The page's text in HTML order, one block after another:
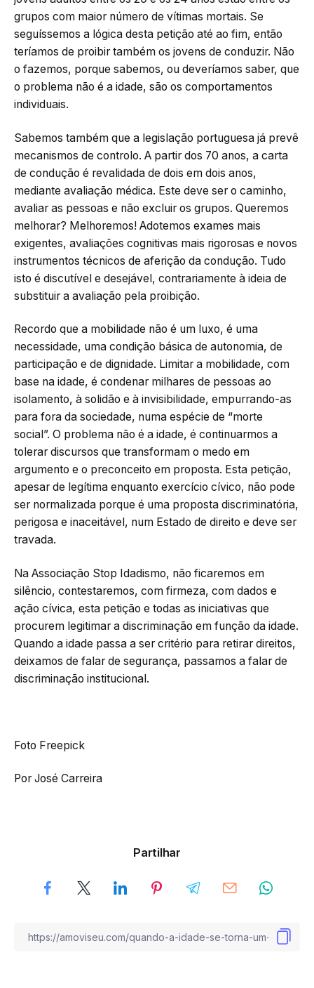
grupos com maior número de vítimas mortais. Se
seguíssemos a lógica desta petição até ao fim, então
teríamos de proibir também os jovens de conduzir. Não
o fazemos, porque sabemos, ou deveríamos saber, que
o problema não é a idade, são os comportamentos
individuais.
Sabemos também que a legislação portuguesa já prevê
mecanismos de controlo. A partir dos 70 anos, a carta
de condução é revalidada de dois em dois anos,
mediante avaliação médica. Este deve ser o caminho,
avaliar as pessoas e não excluir os grupos. Queremos
melhorar? Melhoremos! Adotemos exames mais
exigentes, avaliações cognitivas mais rigorosas e novos
instrumentos técnicos de aferição da condução. Tudo
isto é discutível e desejável, contrariamente à ideia de
substituir a avaliação pela proibição.
Recordo que a mobilidade não é um luxo, é uma
necessidade, uma condição básica de autonomia, de
participação e de dignidade. Limitar a mobilidade, com
base na idade, é condenar milhares de pessoas ao
isolamento, à solidão e à invisibilidade, empurrando-as
para fora da sociedade, numa espécie de “morte
social”. O problema não é a idade, é continuarmos a
tolerar discursos que transformam o medo em
argumento e o preconceito em proposta. Esta petição,
apesar de legítima enquanto exercício cívico, não pode
ser normalizada porque é uma proposta discriminatória,
perigosa e inaceitável, num Estado de direito e deve ser
travada.
Na Associação Stop Idadismo, não ficaremos em
silêncio, contestaremos, com firmeza, com dados e
ação cívica, esta petição e todas as iniciativas que
procurem legitimar a discriminação em função da idade.
Quando a idade passa a ser critério para retirar direitos,
deixamos de falar de segurança, passamos a falar de
discriminação institucional.
Foto Freepick
Por José Carreira
Partilhar